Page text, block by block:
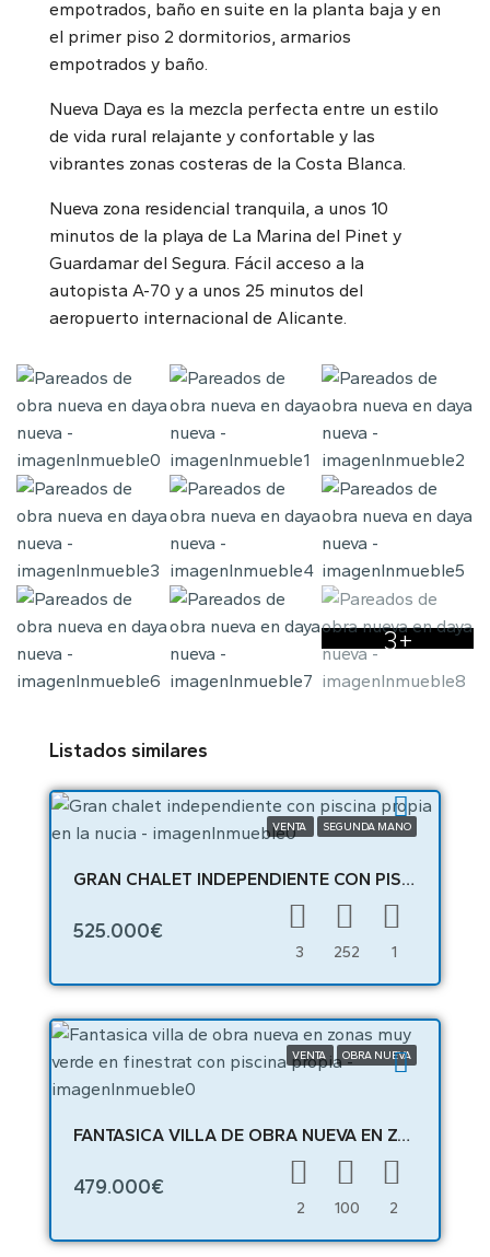
empotrados, baño en suite en la planta baja y en
el primer piso 2 dormitorios, armarios
empotrados y baño.
Nueva Daya es la mezcla perfecta entre un estilo
de vida rural relajante y confortable y las
vibrantes zonas costeras de la Costa Blanca.
Nueva zona residencial tranquila, a unos 10
minutos de la playa de La Marina del Pinet y
Guardamar del Segura. Fácil acceso a la
autopista A-70 y a unos 25 minutos del
aeropuerto internacional de Alicante.
3+
Listados similares
VENTA SEGUNDA MANO
GRAN CHALET INDEPENDIENTE CON PISCINA PROPIA EN LA NUCIA – 02413
525.000€
3 252 1
VENTA OBRA NUEVA
FANTASICA VILLA DE OBRA NUEVA EN ZONAS MUY VERDE EN FINESTRAT CON PISCINA PROPIA – 04561
479.000€
2 100 2